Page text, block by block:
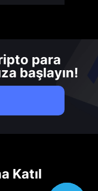
para
başlayın!
Katıl